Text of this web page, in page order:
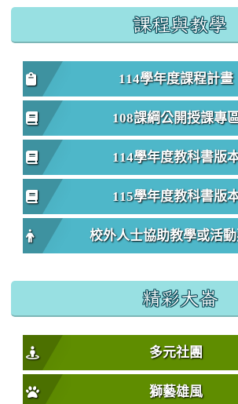
課程與教學
114學年度課程計畫
108課綱公開授課專
114學年度教科書版
115學年度教科書版
校外人士協助教學或活
精彩大崙
多元社團
獅藝雄風